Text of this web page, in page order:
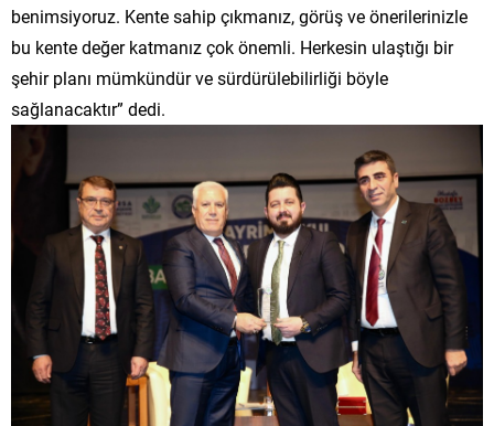
benimsiyoruz. Kente sahip çıkmanız, görüş ve önerilerinizle
bu kente değer katmanız çok önemli. Herkesin ulaştığı bir
şehir planı mümkündür ve sürdürülebilirliği böyle
sağlanacaktır” dedi.